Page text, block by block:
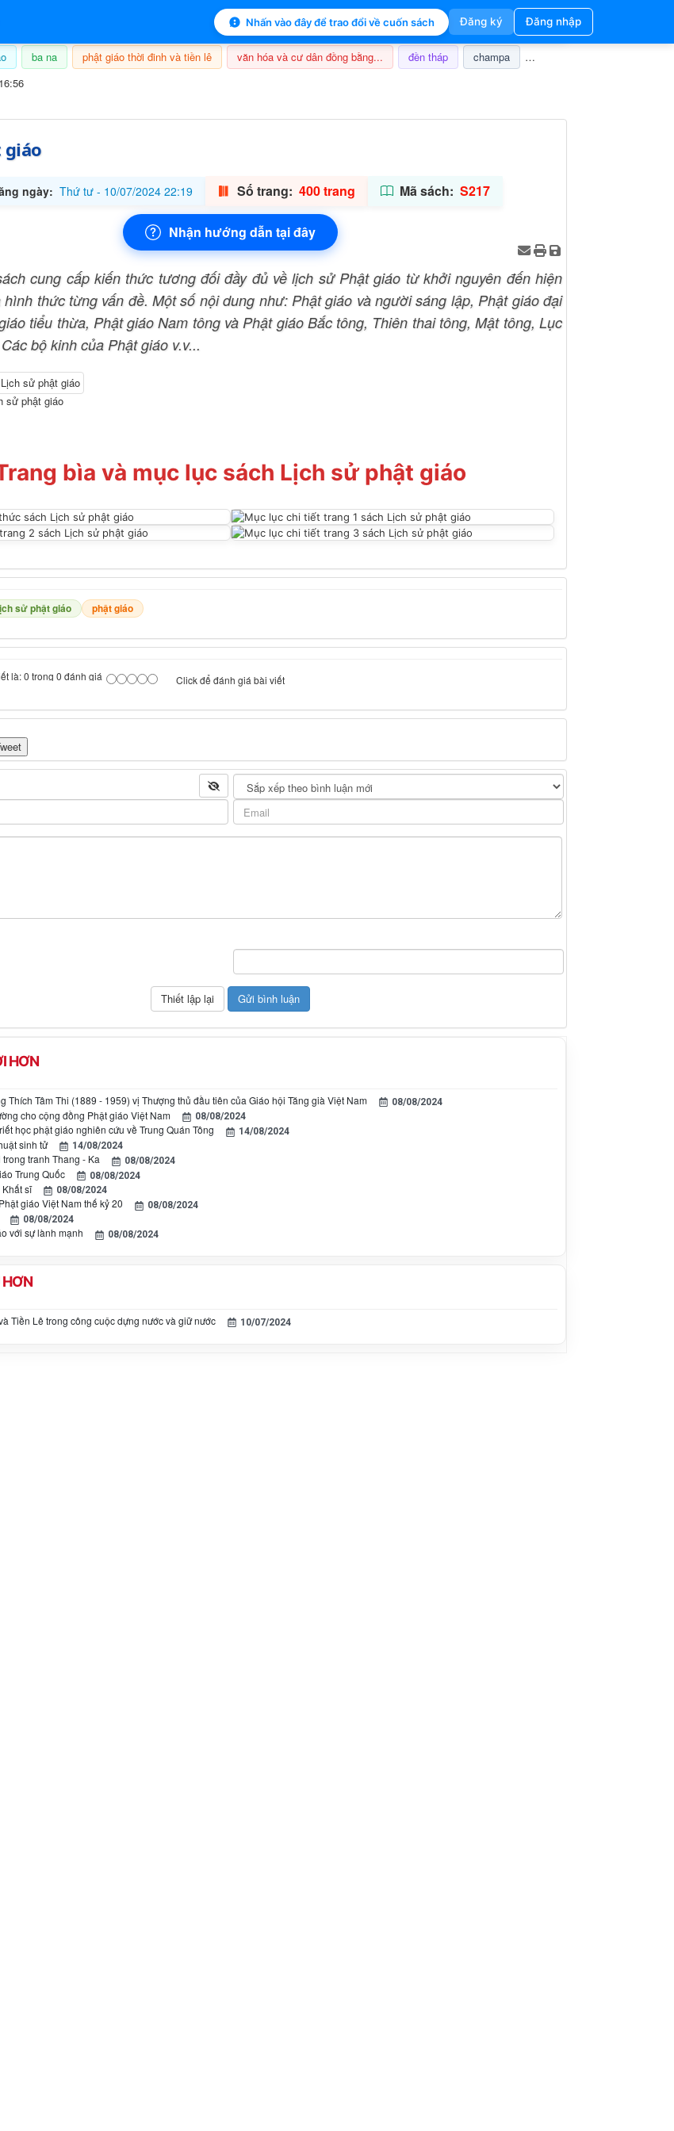
Nhấn vào đây để trao đổi về cuốn sách Đăng ký Đăng nhập
ba na phật giáo thời đinh và tiền lê văn hóa và cư dân đồng bằng... đền tháp champa
giáo
ngày: Thứ tư - 10/07/2024 22:19 Số trang: 400 trang Mã sách: S217
Nhận hướng dẫn tại đây
cung cấp kiến thức tương đối đầy đủ về lịch sử Phật giáo từ khởi nguyên đến hiện
thức từng vấn đề. Một số nội dung như: Phật giáo và người sáng lập, Phật giáo đại
tiểu thừa, Phật giáo Nam tông và Phật giáo Bắc tông, Thiên thai tông, Mật tông, Lục
bộ kinh của Phật giáo v.v...
sử phật giáo
bìa và mục lục sách Lịch sử phật giáo
sử phật giáo phật giáo
là: 0 trong 0 đánh giá Click để đánh giá bài viết
HƠN
Thích Tâm Thi (1889 - 1959) vị Thượng thủ đầu tiên của Giáo hội Tăng già Việt Nam 08/08/2024
cho cộng đồng Phật giáo Việt Nam 08/08/2024
học phật giáo nghiên cứu về Trung Quán Tông 14/08/2024
sinh tử 14/08/2024
tranh Thang - Ka 08/08/2024
Trung Quốc 08/08/2024
sĩ 08/08/2024
giáo Việt Nam thế kỷ 20 08/08/2024
08/08/2024
với sự lành mạnh 08/08/2024
HƠN
Tiền Lê trong công cuộc dựng nước và giữ nước 10/07/2024